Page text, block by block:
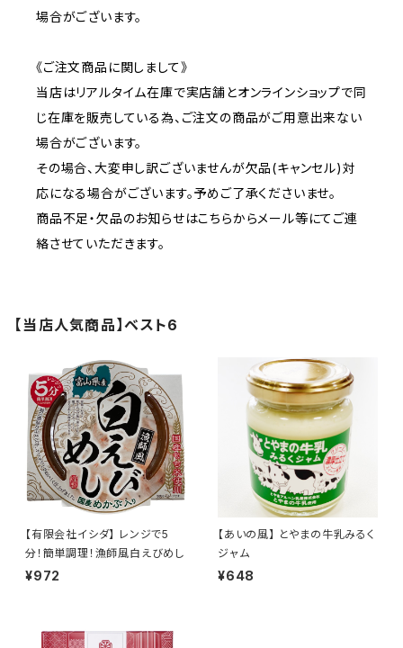
場合がございます。
《ご注文商品に関しまして》
当店はリアルタイム在庫で実店舗とオンラインショップで同
じ在庫を販売している為、ご注文の商品がご用意出来ない
場合がございます。
その場合、大変申し訳ございませんが欠品(キャンセル)対
応になる場合がございます。予めご了承くださいませ。
商品不足・欠品のお知らせはこちらからメール等にてご連
絡させていただきます。
【当店人気商品】ベスト6
【有限会社イシダ】 レンジで5
分！簡単調理！漁師風白えびめし
¥972
【あいの風】 とやまの牛乳みるく
ジャム
¥648